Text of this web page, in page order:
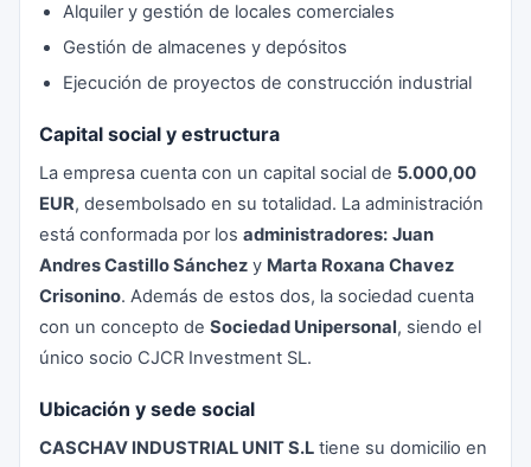
Alquiler y gestión de locales comerciales
Gestión de almacenes y depósitos
Ejecución de proyectos de construcción industrial
Capital social y estructura
La empresa cuenta con un capital social de 5.000,00
EUR, desembolsado en su totalidad. La administración
está conformada por los administradores: Juan
Andres Castillo Sánchez y Marta Roxana Chavez
Crisonino. Además de estos dos, la sociedad cuenta
con un concepto de Sociedad Unipersonal, siendo el
único socio CJCR Investment SL.
Ubicación y sede social
CASCHAV INDUSTRIAL UNIT S.L tiene su domicilio en